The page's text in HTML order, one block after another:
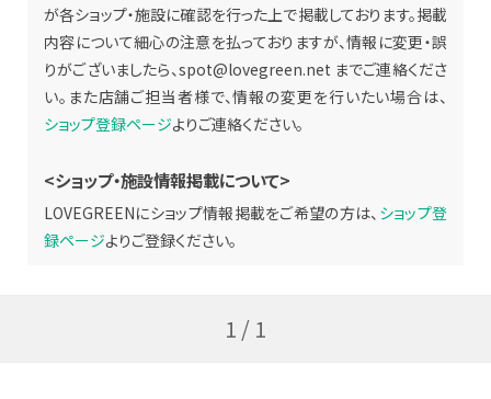
が各ショップ・施設に確認を行った上で掲載しております。掲載
内容について細心の注意を払っておりますが、情報に変更・誤
りがございましたら、spot@lovegreen.net までご連絡くださ
い。また店舗ご担当者様で、情報の変更を行いたい場合は、
ショップ登録ページよりご連絡ください。
<ショップ・施設情報掲載について>
LOVEGREENにショップ情報掲載をご希望の方は、 ショップ登
録ページよりご登録ください。
1 / 1